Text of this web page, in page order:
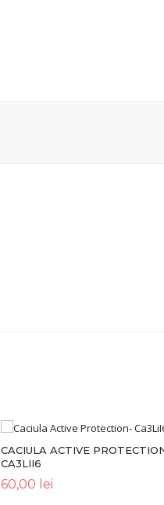
CACIULA ACTIVE
CA3LII6
60,00 lei